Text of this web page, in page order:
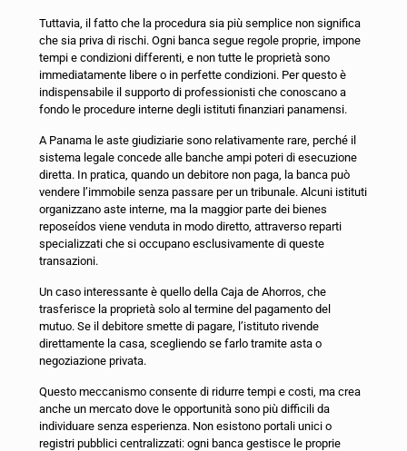
Tuttavia, il fatto che la procedura sia più semplice non significa
che sia priva di rischi. Ogni banca segue regole proprie, impone
tempi e condizioni differenti, e non tutte le proprietà sono
immediatamente libere o in perfette condizioni. Per questo è
indispensabile il supporto di professionisti che conoscano a
fondo le procedure interne degli istituti finanziari panamensi.
A Panama le aste giudiziarie sono relativamente rare, perché il
sistema legale concede alle banche ampi poteri di esecuzione
diretta. In pratica, quando un debitore non paga, la banca può
vendere l’immobile senza passare per un tribunale. Alcuni istituti
organizzano aste interne, ma la maggior parte dei bienes
reposeídos viene venduta in modo diretto, attraverso reparti
specializzati che si occupano esclusivamente di queste
transazioni.
Un caso interessante è quello della Caja de Ahorros, che
trasferisce la proprietà solo al termine del pagamento del
mutuo. Se il debitore smette di pagare, l’istituto rivende
direttamente la casa, scegliendo se farlo tramite asta o
negoziazione privata.
Questo meccanismo consente di ridurre tempi e costi, ma crea
anche un mercato dove le opportunità sono più difficili da
individuare senza esperienza. Non esistono portali unici o
registri pubblici centralizzati: ogni banca gestisce le proprie